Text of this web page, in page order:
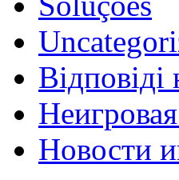
Новости